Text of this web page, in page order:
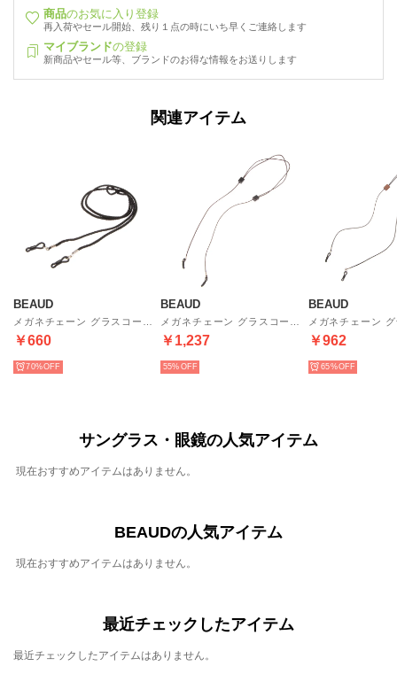
商品のお気に入り登録
再入荷やセール開始、残り１点の時にいち早くご連絡します
マイブランドの登録
新商品やセール等、ブランドのお得な情報をお送りします
関連アイテム
BEAUD
￥660
70%
BEAUD
￥1,237
55%
BEAUD
￥962
65%
サングラス・眼鏡の人気アイテム
現在おすすめアイテムはありません。
BEAUDの人気アイテム
現在おすすめアイテムはありません。
最近チェックしたアイテム
最近チェックしたアイテムはありません。